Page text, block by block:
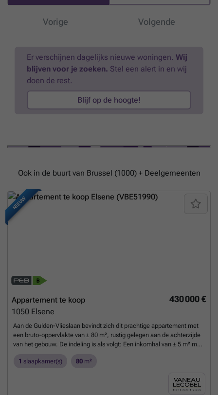
door middel van een “ promenade” over alle gevels over een perifere
Overdag scheiden pocketdeuren de slaapkamers van de gevels
behang) maken het geheel warmer. Ook nog: domotica, alarm en
volumetrische detector, vloerverwarming op gas. Uitsluitend te
ontdekken bij L&P.Meer weten?
Vorige Volgende
Er verschijnen dagelijks nieuwe woningen. Wij
blijven voor je zoeken. Stel een alert in en wij
doen de rest.
Blijf op de hoogte!
Ook in de buurt van Brussel (1000) + Deelgemeenten
NIEUW
430 000 €
Appartement te koop
1050 Elsene
Aan de Gulden-Vlieslaan bevindt zich dit prachtige appartement met
een bruto-oppervlakte van ± 80 m², rustig gelegen aan de achterzijde
van het gebouw. De indeling is als volgt: Een inkomhal van ± 5 m² met
rechtstreekse toegang tot een mooi zuidoostgericht terras van ± 10
van ± 18 m², een badkamer van ± 5 m² en een apart toilet. Extra
troeven: EPC B, individuele gasverwarming, ramen met dubbele
1 slaapkamer(s) 80 m²